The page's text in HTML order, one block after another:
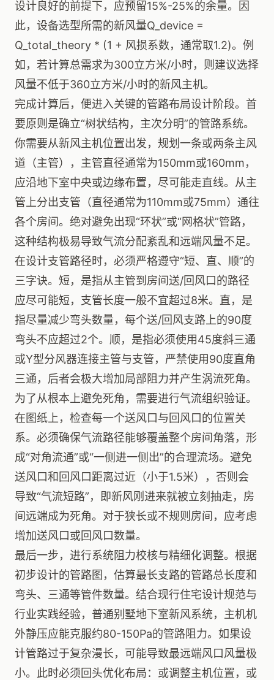
设计良好的前提下，应预留15%-25%的余量。因
此，设备选型所需的新风量Q_device =
Q_total_theory * (1 + 风损系数，通常取1.2)。例
如，若计算总需求为300立方米/小时，则建议选择
风量不低于360立方米/小时的新风主机。
完成计算后，便进入关键的管路布局设计阶段。首
要原则是确立“树状结构，主次分明”的管路系统。
你需要从新风主机位置出发，规划一条或两条主风
道（主管），主管直径通常为150mm或160mm，
应沿地下室中央或边缘布置，尽可能走直线。从主
管上分出支管（直径通常为110mm或75mm）通往
各个房间。绝对避免出现“环状”或“网格状”管路，
这种结构极易导致气流分配紊乱和远端风量不足。
在设计支管路径时，必须严格遵守“短、直、顺”的
三字诀。短，是指从主管到房间送/回风口的路径
应尽可能短，支管长度一般不宜超过8米。直，是
指尽量减少弯头数量，每个送/回风支路上的90度
弯头不应超过2个。顺，是指必须使用45度斜三通
或Y型分风器连接主管与支管，严禁使用90度直角
三通，后者会极大增加局部阻力并产生涡流死角。
为了从根本上避免死角，需要进行气流组织验证。
在图纸上，检查每一个送风口与回风口的位置关
系。必须确保气流路径能够覆盖整个房间角落，形
成“对角流通”或“一侧进一侧出”的合理流场。避免
送风口和回风口距离过近（小于1.5米），否则会
导致“气流短路”，即新风刚进来就被立刻抽走，房
间远端成为死角。对于狭长或不规则房间，应考虑
增加送风口或回风口数量。
最后一步，进行系统阻力校核与精细化调整。根据
初步设计的管路图，估算最长支路的管路总长度和
弯头、三通等管件数量。结合现行住宅设计规范与
行业实践经验，普通别墅地下室新风系统，主机机
外静压应能克服约80-150Pa的管路阻力。如果设
计管路过于复杂漫长，可能导致最远端风口风量极
小。此时必须回头优化布局：或调整主机位置，或